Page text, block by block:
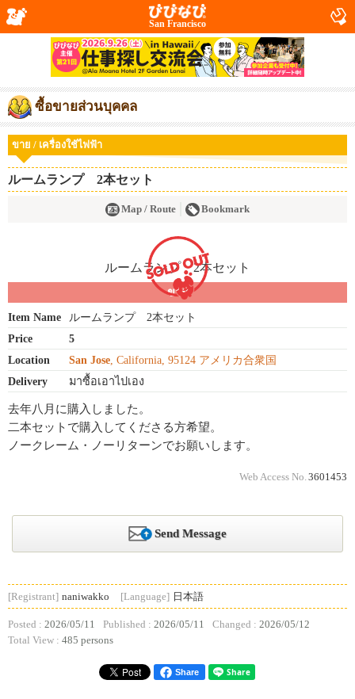
San Francisco
ซื้อขายส่วนบุคคล
ขาย / เครื่องใช้ไฟฟ้า
ルームランプ 2本セット
Map / Route Bookmark
ขาย
Item Name
ルームランプ 2本セット
Price
5
Location
San Jose, California, 95124 アメリカ合衆国
Delivery
มาซื้อเอาไปเอง
去年八月に購入しました。
二本セットで購入してくださる方希望。
ノークレーム・ノーリターンでお願いします。
Web Access No. 3601453
Send Message
[Registrant] naniwakko [Language] 日本語
Posted : 2026/05/11 Published : 2026/05/11 Changed : 2026/05/12
Total View : 485 persons
Share